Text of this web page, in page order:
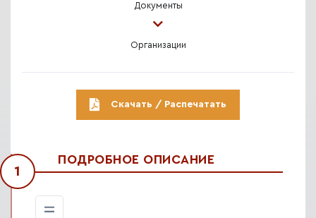
Документы
Организации
Скачать / Распечатать
1
ПОДРОБНОЕ ОПИСАНИЕ